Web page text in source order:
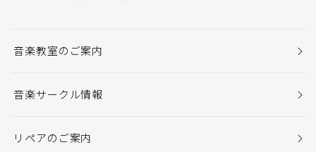
音楽教室のご案内
音楽サークル情報
リペアのご案内